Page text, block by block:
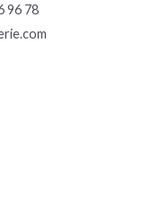
96 78